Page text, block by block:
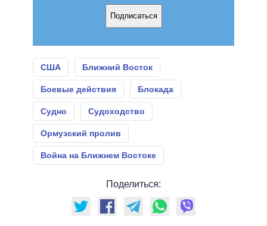
Подписаться
США Ближний Восток
Боевые действия Блокада
Судно Судоходство
Ормузский пролив
Война на Ближнем Востоке
Поделиться: